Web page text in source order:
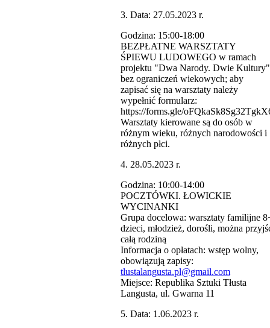
3. Data: 27.05.2023 r.
Godzina: 15:00-18:00
BEZPŁATNE WARSZTATY
ŚPIEWU LUDOWEGO w ramach
projektu "Dwa Narody. Dwie Kultury"
bez ograniczeń wiekowych; aby
zapisać się na warsztaty należy
wypełnić formularz:
https://forms.gle/
Warsztaty kierowane są do osób w
różnym wieku, różnych narodowości i
różnych płci.
4. 28.05.2023 r.
Godzina: 10:00-14:00
POCZTÓWKI. ŁOWICKIE
WYCINANKI
Grupa docelowa: warsztaty familijne
dzieci, młodzież, dorośli, można
całą rodziną
Informacja o opłatach: wstęp wolny,
obowiązują zapisy:
tlustalangusta.pl@gmail.com
Miejsce: Republika Sztuki Tłusta
Langusta, ul. Gwarna 11
5. Data: 1.06.2023 r.